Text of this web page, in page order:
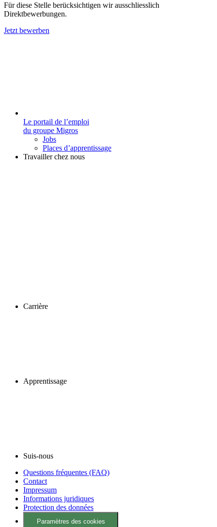
Für diese Stelle berücksichtigen wir ausschliesslich
Direktbewerbungen.
Jetzt bewerben
Le portail de l’emploi
du groupe Migros
Jobs
Places d’apprentissage
Travailler chez nous
Carrière
Apprentissage
Suis-nous
Questions fréquentes (FAQ)
Contact
Impressum
Informations juridiques
Protection des données
Paramètres des cookies